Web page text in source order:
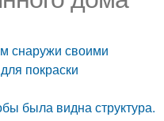
снаружи своими
покраски
была видна структура.